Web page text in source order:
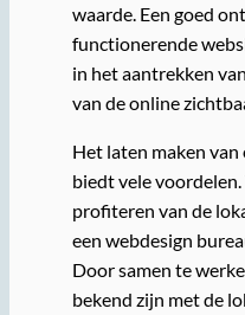
waarde. Een goed
functionerende
in het aantrekken
van de online
Het laten maken van
biedt vele
profiteren van de
een webdesign
Door samen te
bekend zijn met de